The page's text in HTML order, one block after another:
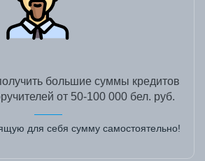
большие суммы кредитов
от 50-100 000 бел. руб.
для себя сумму самостоятельно!